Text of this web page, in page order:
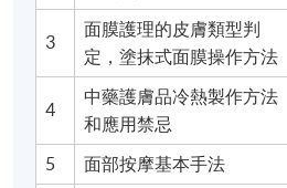
3
面膜護理的皮膚類型判
定，塗抹式面膜操作方法
4
中藥護膚品冷熱製作方法
和應用禁忌
5 面部按摩基本手法